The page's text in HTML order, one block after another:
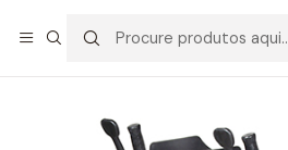
Andarilho Gemino